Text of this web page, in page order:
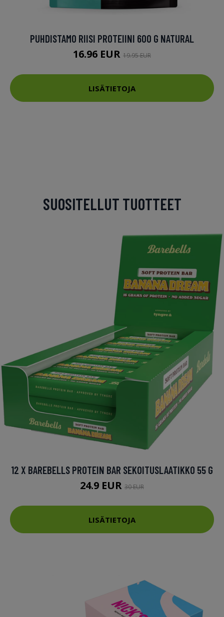
PUHDISTAMO RIISI PROTEIINI 600 G NATURAL
16.96 EUR 19.95 EUR
LISÄTIETOJA
SUOSITELLUT TUOTTEET
12 X BAREBELLS PROTEIN BAR SEKOITUSLAATIKKO 55 G
24.9 EUR 30 EUR
LISÄTIETOJA